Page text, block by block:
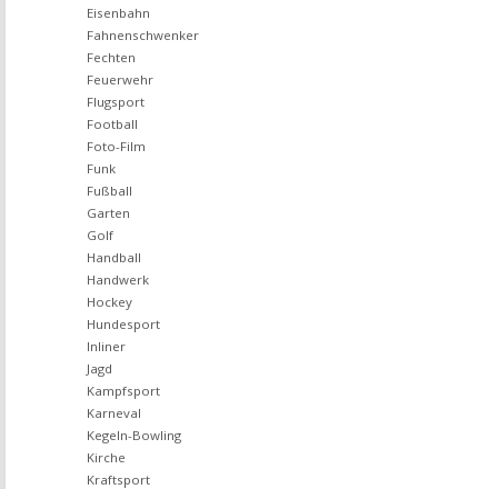
Eisenbahn
Fahnenschwenker
Fechten
Feuerwehr
Flugsport
Football
Foto-Film
Funk
Fußball
Garten
Golf
Handball
Handwerk
Hockey
Hundesport
Inliner
Jagd
Kampfsport
Karneval
Kegeln-Bowling
Kirche
Kraftsport